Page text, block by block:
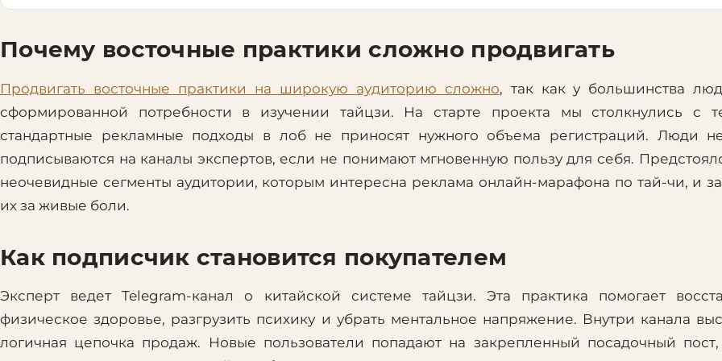
Почему восточные практики сложно продвигать
Продвигать восточные практики на широкую аудиторию сложно, так как у большинства
сформированной потребности в изучении тайцзи. На старте проекта мы столкнулись с
стандартные рекламные подходы в лоб не приносят нужного объема регистраций. Люди
подписываются на каналы экспертов, если не понимают мгновенную пользу для себя.
неочевидные сегменты аудитории, которым интересна реклама онлайн-марафона по тай-чи, и
их за живые боли.
Как подписчик становится покупателем
Эксперт ведет Telegram-канал о китайской системе тайцзи. Эта практика помогает
физическое здоровье, разгрузить психику и убрать ментальное напряжение. Внутри канала
логичная цепочка продаж. Новые пользователи попадают на закрепленный посадочный пост,